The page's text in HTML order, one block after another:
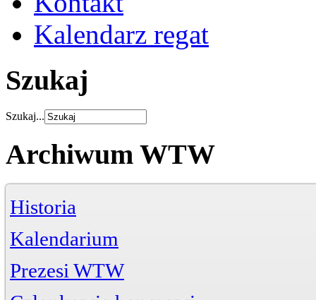
Kalendarz regat
Szukaj
Szukaj...
Archiwum WTW
Historia
Kalendarium
Prezesi WTW